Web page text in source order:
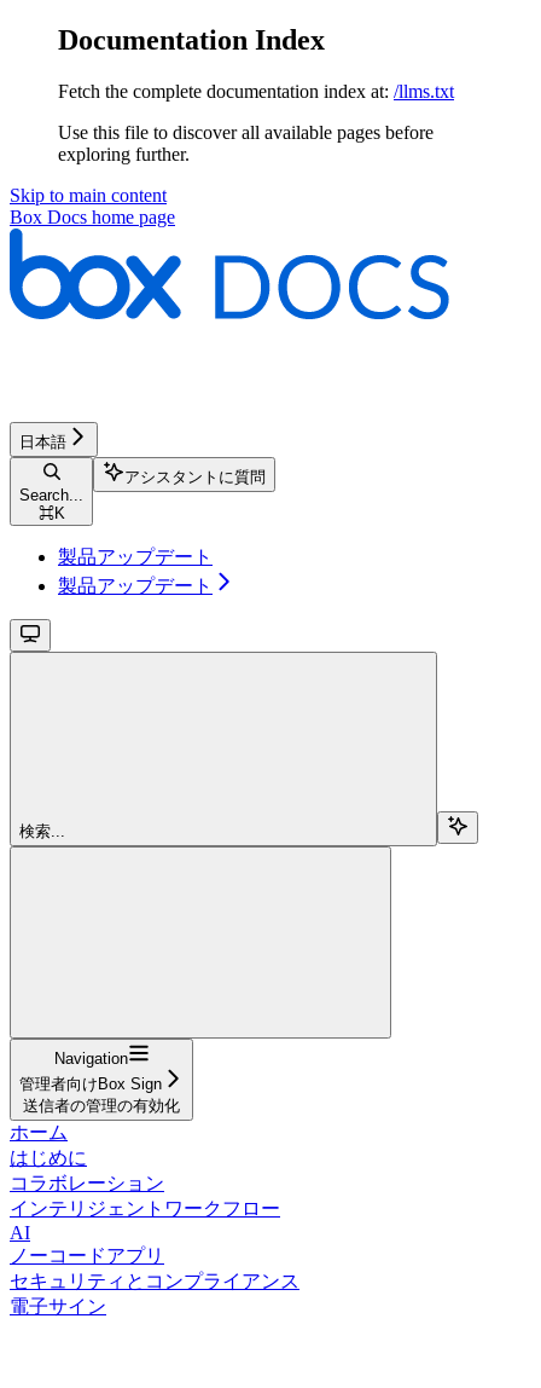
Documentation Index
Fetch the complete documentation index at: /llms.txt
Use this file to discover all available pages before
exploring further.
Skip to main content
Box Docs home page
日本語
Search...
⌘K
アシスタントに質問
製品アップデート
製品アップデート
検索...
Navigation
管理者向けBox Sign
送信者の管理の有効化
ホーム
はじめに
コラボレーション
インテリジェントワークフロー
AI
ノーコードアプリ
セキュリティとコンプライアンス
電子サイン